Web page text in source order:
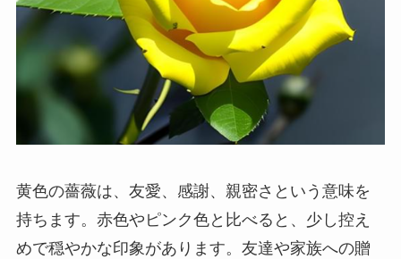
黄色の薔薇は、友愛、感謝、親密さという意味を
持ちます。赤色やピンク色と比べると、少し控え
めで穏やかな印象があります。友達や家族への贈